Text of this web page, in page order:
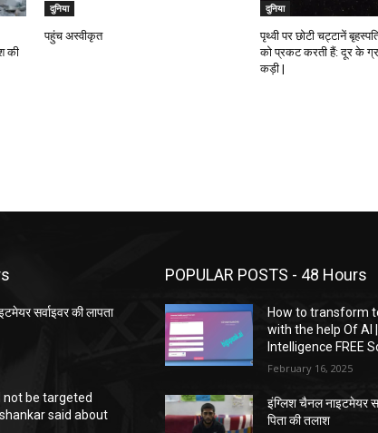
की
दुनिया
पहुंच अस्वीकृत
दुनिया
पृथ्वी पर छोटी चट्टानें
को प्रकट करती हैं: दूर के
कड़ी |
सर्वाइवर की लापता
not be targeted
said about
POPULAR POSTS - 48 Hours
How to transform
with the help Of AI
Intelligence FREE
February 16, 2025
इंग्लिश चैनल नाइटमेयर
पिता की तलाश